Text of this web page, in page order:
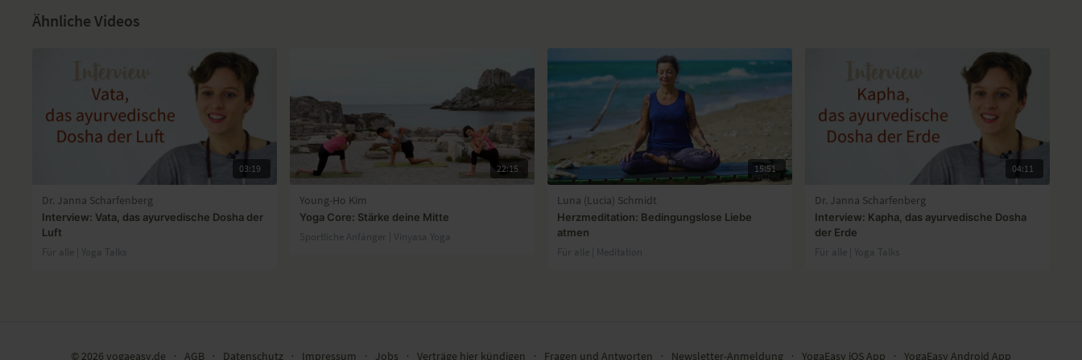
Ähnliche Videos
03:19
Dr. Janna Scharfenberg
Interview: Vata, das ayurvedische Dosha der
Luft
Für alle | Yoga Talks
22:15
Young-Ho Kim
Yoga Core: Stärke deine Mitte
Sportliche Anfänger | Vinyasa Yoga
15:51
Luna (Lucia) Schmidt
Herzmeditation: Bedingungslose Liebe
atmen
Für alle | Meditation
04:11
Dr. Janna Scharfenberg
Interview: Kapha, das ayurvedische Dosha
der Erde
Für alle | Yoga Talks
© 2026 yogaeasy.de ∙ AGB ∙ Datenschutz ∙ Impressum ∙ Jobs ∙ Verträge hier kündigen ∙ Fragen und Antworten ∙ Newsletter-Anmeldung ∙ YogaEasy iOS App ∙ YogaEasy Android App